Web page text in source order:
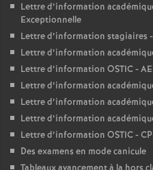
Lettre d’information
Exceptionnelle
Lettre d’information stagiaires
Lettre d’information
Lettre d’information OSTIC -
Lettre d’information
Lettre d’information
Lettre d’information
Lettre d’information OSTIC -
Des examens en mode canicule